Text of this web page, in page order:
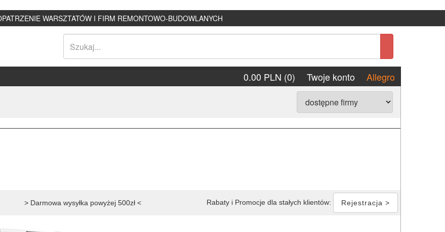
WARSZTATÓW I FIRM REMONTOWO-BUDOWLANYCH
0.00 PLN (0) Twoje konto
Allegro
> Darmowa wysyłka powyżej 500zł < Rabaty i Promocje dla stałych klientów: Rejestracja >